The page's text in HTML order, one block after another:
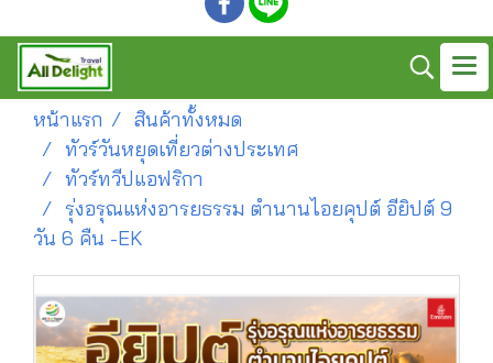
หน้าแรก
สินค้าทั้งหมด
ทัวร์วันหยุดเที่ยวต่างประเทศ
ทัวร์ทวีปแอฟริกา
รุ่งอรุณแห่งอารยธรรม ตำนานไอยคุปต์ อียิปต์ 9
วัน 6 คืน -EK